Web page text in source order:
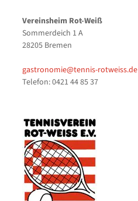
Vereinsheim Rot-Weiß
Sommerdeich 1 A
28205 Bremen
gastronomie@tennis-rotweiss.de
Telefon: 0421 44 85 37